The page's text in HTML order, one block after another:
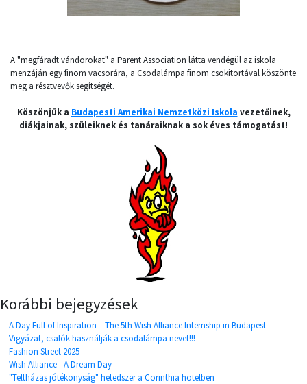
A "megfáradt vándorokat" a Parent Association látta vendégül az iskola
menzáján egy finom vacsorára, a Csodalámpa finom csokitortával köszönte
meg a résztvevők segítségét.
Köszönjük a Budapesti Amerikai Nemzetközi Iskola vezetőinek,
diákjainak, szüleiknek és tanáraiknak a sok éves támogatást!
Korábbi bejegyzések
A Day Full of Inspiration – The 5th Wish Alliance Internship in Budapest
Vigyázat, csalók használják a csodalámpa nevet!!!
Fashion Street 2025
Wish Alliance - A Dream Day
"Teltházas jótékonyság" hetedszer a Corinthia hotelben